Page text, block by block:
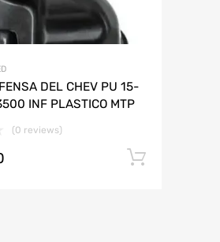
DEL CHEV PU 15-
INF PLASTICO MTP
(0 reviews)